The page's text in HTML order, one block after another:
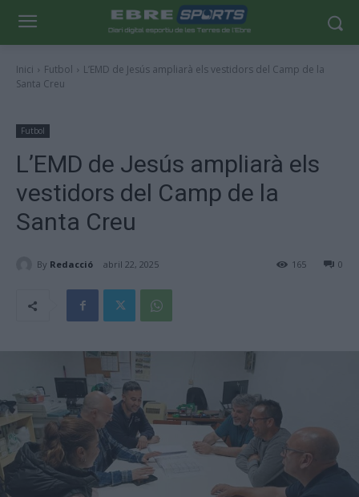
Inici Futbol
L’EMD de Jesús ampliarà els vestidors del Camp de la
Santa Creu
Futbol
L’EMD de Jesús ampliarà els
vestidors del Camp de la
Santa Creu
By Redacció abril 22, 2025 0
165